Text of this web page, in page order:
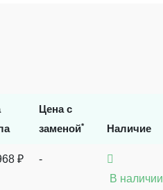
Цена с
заменой* Наличие
₽
-
В наличии